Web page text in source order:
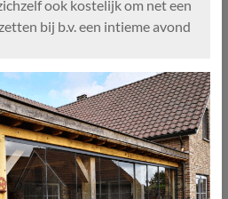
ook kostelijk om net een
bij b.v. een intieme avond